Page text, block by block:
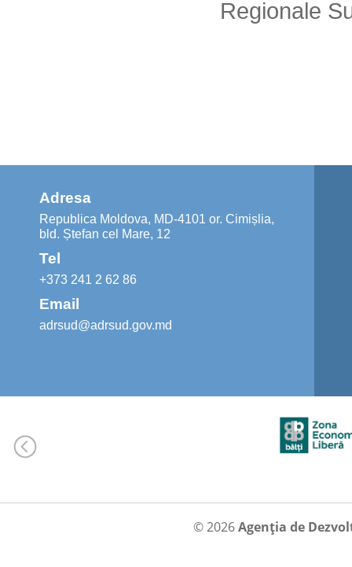
Regionale
Adresa
Republica Moldova, MD-4101 or. Cimișlia,
bld. Ștefan cel Mare, 12
Tel
+373 241 2 62 86
Email
adrsud@adrsud.gov.md
© 2026Agenția de